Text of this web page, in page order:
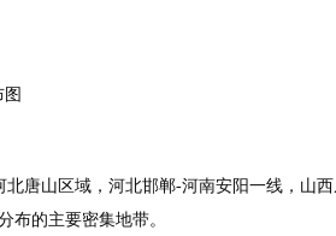
唐山区域，河北邯郸-河南安阳一线，山
布的主要密集地带。